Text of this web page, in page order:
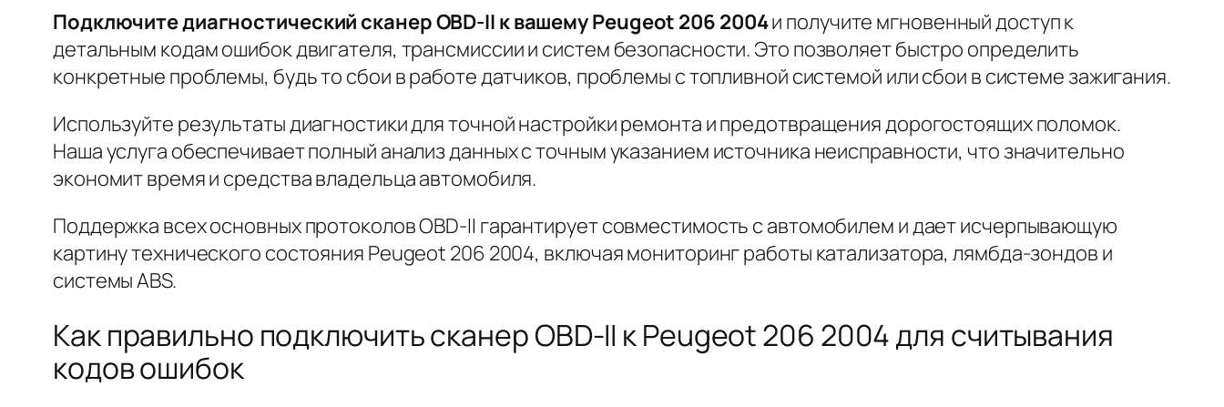
Подключите диагностический сканер OBD-II к вашему Peugeot 206 2004и получите мгновенный доступ к
детальным кодам ошибок двигателя, трансмиссии и систем безопасности. Это позволяет быстро определить
конкретные проблемы, будь то сбои в работе датчиков, проблемы с топливной системой или сбои в системе зажигания.
Используйте результаты диагностики для точной настройки ремонта и предотвращения дорогостоящих поломок.
Наша услуга обеспечивает полный анализ данных с точным указанием источника неисправности, что значительно
экономит время и средства владельца автомобиля.
Поддержка всех основных протоколов OBD-II гарантирует совместимость с автомобилем и дает исчерпывающую
картину технического состояния Peugeot 206 2004, включая мониторинг работы катализатора, лямбда-зондов и
системы ABS.
Как правильно подключить сканер OBD-II к Peugeot 206 2004 для считывания
кодов ошибок